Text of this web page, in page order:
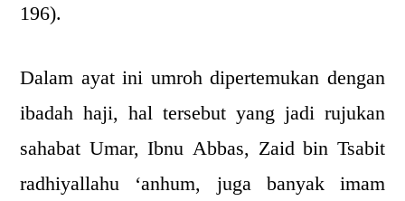
196).
Dalam ayat ini umroh dipertemukan dengan
ibadah haji, hal tersebut yang jadi rujukan
sahabat Umar, Ibnu Abbas, Zaid bin Tsabit
radhiyallahu ‘anhum, juga banyak imam